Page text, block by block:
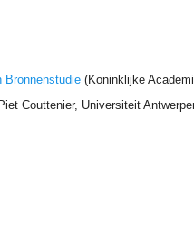
Bronnenstudie (Koninklijke
Couttenier, Universiteit